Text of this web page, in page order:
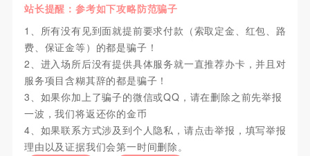
站长提醒：参考如下攻略防范骗子
1、所有没有见到面就提前要求付款（索取定金、红包、路
费、保证金等）的都是骗子！
2、进入场所后没有提供具体服务就一直推荐办卡，并且对
服务项目含糊其辞的都是骗子！
3、如果你加上了骗子的微信或QQ，请在删除之前先举报
一波，我们将返还你的金币
4、如果联系方式涉及到个人隐私，请点击举报，填写举报
理由以及证据我们会第一时间删除。